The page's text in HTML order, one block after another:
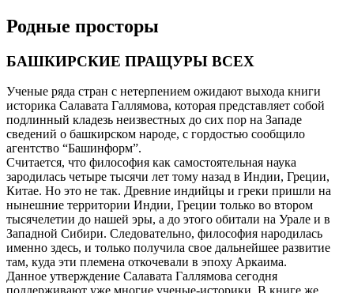
Родные просторы
БАШКИРСКИЕ ПРАЩУРЫ ВСЕХ
Ученые ряда стран с нетерпением ожидают выхода книги
историка Салавата Галлямова, которая представляет собой
подлинный кладезь неизвестных до сих пор на Западе
сведений о башкирском народе, с гордостью сообщило
агентство “Башинформ”.
Считается, что философия как самостоятельная наука
зародилась четыре тысячи лет тому назад в Индии, Греции,
Китае. Но это не так. Древние индийцы и греки пришли на
нынешние территории Индии, Греции только во втором
тысячелетии до нашей эры, а до этого обитали на Урале и в
Западной Сибири. Следовательно, философия народилась
именно здесь, и только получила свое дальнейшее развитие
там, куда эти племена откочевали в эпоху Аркаима.
Данное утверждение Салавата Галлямова сегодня